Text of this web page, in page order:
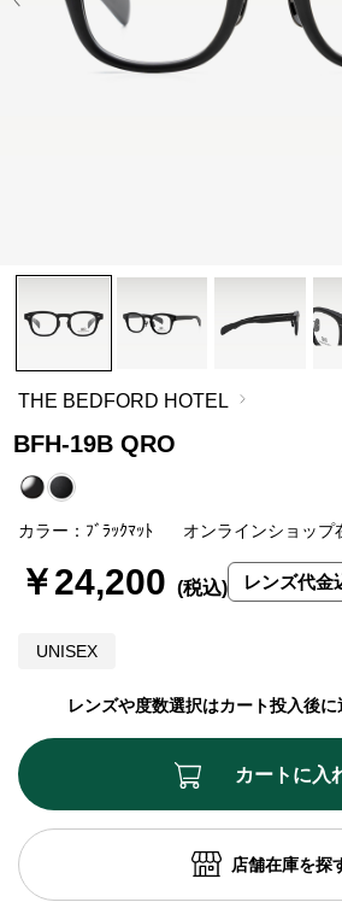
THE BEDFORD HOTEL
BFH-19B QRO
UNISEX
カラー：ﾌﾞﾗｯｸﾏｯﾄ オンラインショップ
レンズや度数選択はカート投入後
￥24,200 レンズ代金
カートに入
店舗在庫を探